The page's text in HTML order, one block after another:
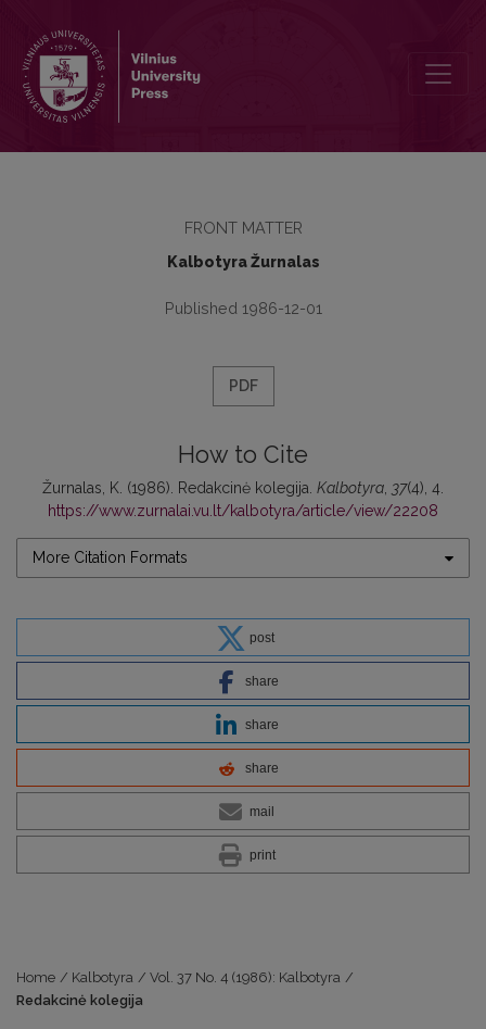
FRONT MATTER
Kalbotyra Žurnalas
Published 1986-12-01
PDF
How to Cite
Žurnalas, K. (1986). Redakcinė kolegija. Kalbotyra 37(4), 4.
https://www.zurnalai.vu.lt/kalbotyra/article/view/22208
More Citation Formats
post
share
share
share
mail
print
Home / Kalbotyra / Vol. 37 No. 4 (1986): Kalbotyra /
Redakcinė kolegija